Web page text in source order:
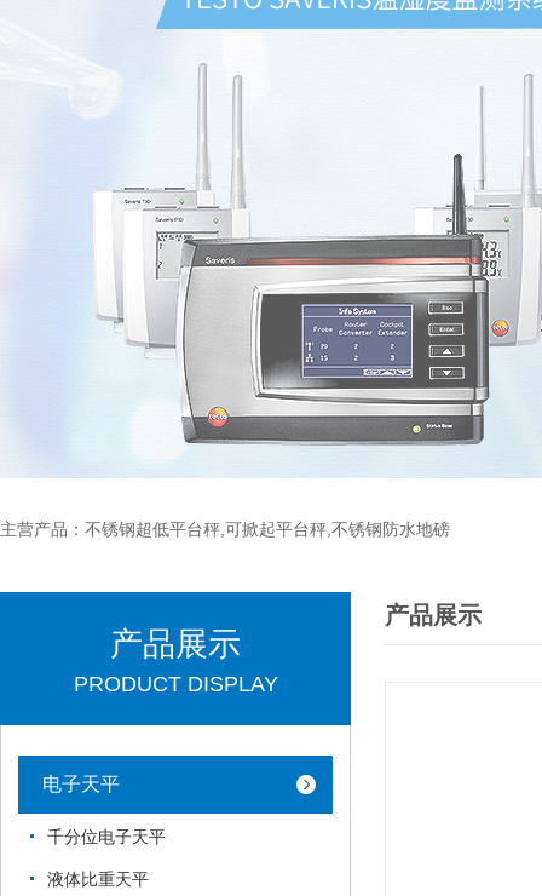
主营产品：不锈钢超低平台秤,可掀起平台秤,不锈钢防水地磅
产品展示
PRODUCT DISPLAY
电子天平
千分位电子天平
液体比重天平
产品展示